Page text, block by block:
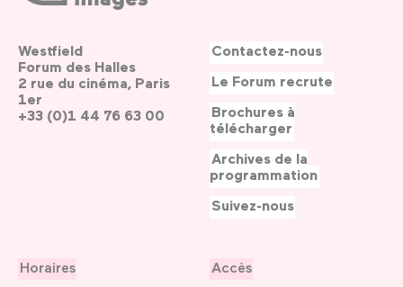
Westfield
Forum des Halles
2 rue du cinéma, Paris
1er
+33 (0)1 44 76 63 00
Horaires
Accès
Contactez-nous
Le Forum recrute
Brochures à
télécharger
Archives de la
programmation
Suivez-nous